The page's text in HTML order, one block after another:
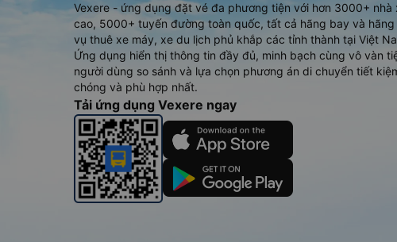
Vexere - ứng dụng đặt vé đa phương tiện với hơn 3000+ nhà
cao, 5000+ tuyến đường toàn quốc, tất cả hãng bay và
vụ thuê xe máy, xe du lịch phủ khắp các tỉnh thành tại Việt
Ứng dụng hiển thị thông tin đầy đủ, minh bạch cùng vô vàn
người dùng so sánh và lựa chọn phương án di chuyển tiết
chóng và phù hợp nhất.
Tải ứng dụng Vexere ngay